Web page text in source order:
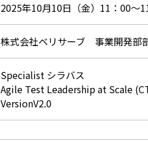
2025年10月10日（金）11：00～
株式会社ベリサーブ 事業開発
Specialist シラバス
Agile Test Leadership at Scale
VersionV2.0